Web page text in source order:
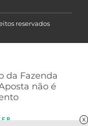
X
reservados
da Fazenda
não é